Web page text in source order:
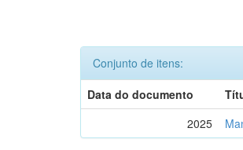
Conjunto de itens:
Data do documento
2025